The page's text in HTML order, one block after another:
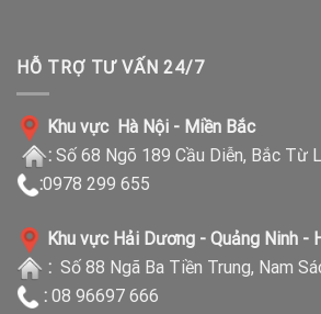
HỖ TRỢ TƯ VẤN 24/7
Khu vực Hà Nội - Miền Bắc
: Số 68 Ngõ 189 Cầu Diễn, Bắc Từ
:0978 299 655
Khu vực Hải Dương - Quảng Ninh -
: Số 88 Ngã Ba Tiền Trung, Nam
: 08 96697 666